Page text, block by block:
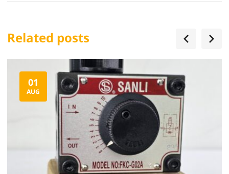
Related posts
01
AUG